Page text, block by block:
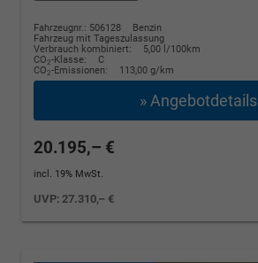
Fahrzeugnr.: 506128
Benzin
Fahrzeug mit Tageszulassung
Verbrauch kombiniert:
5,00 l/100km
CO2-Klasse:
C
CO2-Emissionen: 113,00 g/km
» Angebotdetails
20.195,– €
incl. 19% MwSt.
UVP:27.310,– €